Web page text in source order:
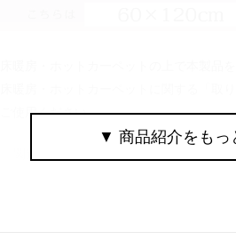
ご使用ください。